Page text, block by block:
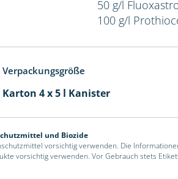
50 g/l
100 g/l
Verpackungsgröße
Karton 4 x 5 l Kanister
und Biozide
vorsichtig verwenden. Die
vorsichtig verwenden. Vor Gebrauch stets